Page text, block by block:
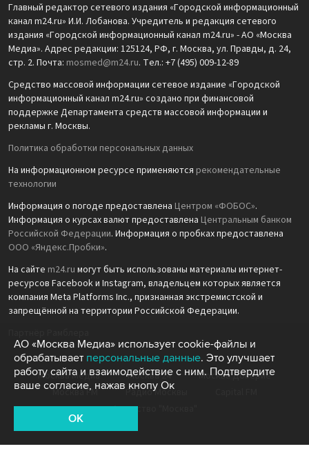
Главный редактор сетевого издания «Городской информационный
канал m24.ru» И.И. Лобанова. Учредитель и редакция сетевого
издания «Городской информационный канал m24.ru» - АО «Москва
Медиа». Адрес редакции: 125124, РФ, г. Москва, ул. Правды, д. 24,
стр. 2. Почта: mosmed@m24.ru. Тел.: +7 (495) 009-12-89
Средство массовой информации сетевое издание «Городской
информационный канал m24.ru» создано при финансовой
поддержке Департамента средств массовой информации и
рекламы г. Москвы.
Политика обработки персональных данных
На информационном ресурсе применяются рекомендательные
технологии
Информация о погоде предоставлена Центром «ФОБОС».
Информация о курсах валют предоставлена Центральным банком
Российской Федерации. Информация о пробках предоставлена
ООО «Яндекс.Пробки».
На сайте m24.ru могут быть использованы материалы интернет-
ресурсов Facebook и Instagram, владельцем которых является
компания Meta Platforms Inc., признанная экстремистской и
запрещённой на территории Российской Федерации.
Москва Медиа Москва 24
Москва Доверие
Москва FM
Радио Москвы
Агентство "Москва"
АО «Москва Медиа» использует cookie-файлы и
обрабатывает персональные данные. Это улучшает
работу сайта и взаимодействие с ним. Подтвердите
ваше согласие, нажав кнопу Ок
OK